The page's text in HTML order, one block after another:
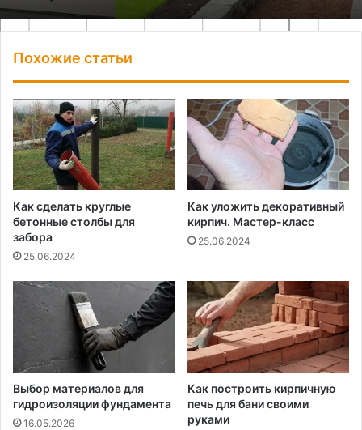
Похожие статьи
Как сделать круглые
бетонные столбы для
забора
25.06.2024
Как уложить декоративный
кирпич. Мастер-класс
25.06.2024
Выбор материалов для
гидроизоляции фундамента
16.05.2026
Как построить кирпичную
печь для бани своими
руками